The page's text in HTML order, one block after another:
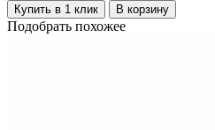
Купить в 1 клик В корзину
Подобрать похожее